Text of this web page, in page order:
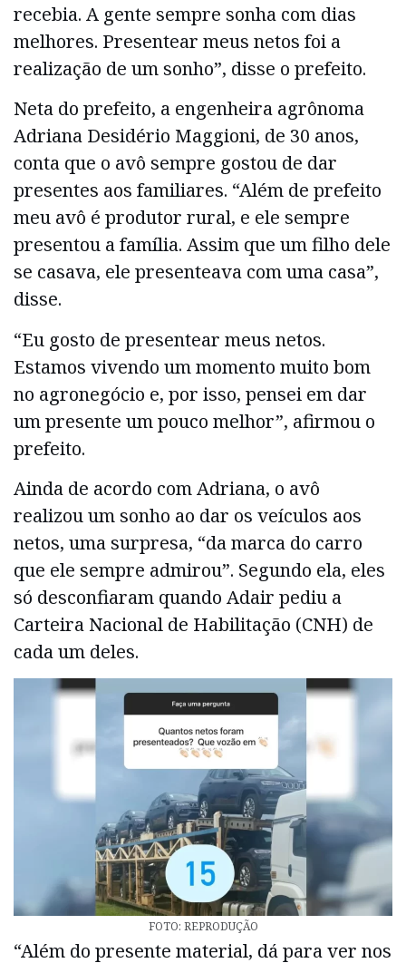
recebia. A gente sempre sonha com dias
melhores. Presentear meus netos foi a
realização de um sonho”, disse o prefeito.
Neta do prefeito, a engenheira agrônoma
Adriana Desidério Maggioni, de 30 anos,
conta que o avô sempre gostou de dar
presentes aos familiares. “Além de prefeito
meu avô é produtor rural, e ele sempre
presentou a família. Assim que um filho dele
se casava, ele presenteava com uma casa”,
disse.
“Eu gosto de presentear meus netos.
Estamos vivendo um momento muito bom
no agronegócio e, por isso, pensei em dar
um presente um pouco melhor”, afirmou o
prefeito.
Ainda de acordo com Adriana, o avô
realizou um sonho ao dar os veículos aos
netos, uma surpresa, “da marca do carro
que ele sempre admirou”. Segundo ela, eles
só desconfiaram quando Adair pediu a
Carteira Nacional de Habilitação (CNH) de
cada um deles.
FOTO: REPRODUÇÃO
“Além do presente material, dá para ver nos